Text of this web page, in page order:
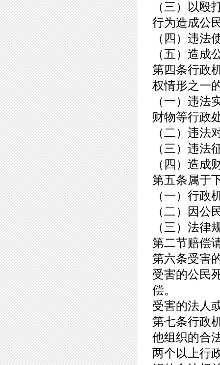
（三）以殴
行为造成公
（四）违法
（五）造成
第四条行政
权情形之一
（一）违法
财物等行政
（二）违法
（三）违法
（四）造成
第五条属于
（一）行政
（二）因公
（三）法律
第二节赔偿
第六条受害
受害的公民
偿。
受害的法人
第七条行政
他组织的合
两个以上行